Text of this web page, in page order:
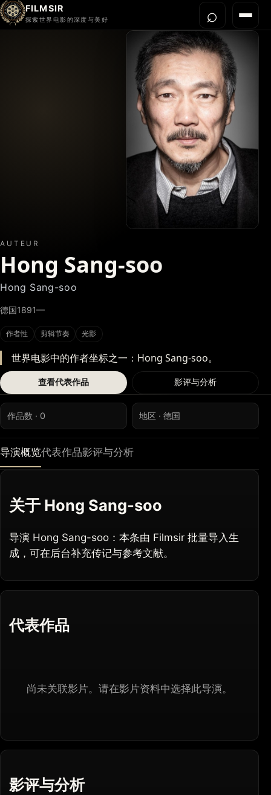
FILMSIR
探索世界电影的深度与美好 菜单
⌕打开
AUTEUR
Hong Sang-soo
Hong Sang-soo
德国1891—
作者性 剪辑节奏 光影
世界电影中的作者坐标之一：Hong Sang-soo。
查看代表作品 影评与分析
作品数 · 0 地区 · 德国
导演概览代表作品影评与分析
关于 Hong Sang-soo
导演 Hong Sang-soo：本条由 Filmsir 批量导入生
成，可在后台补充传记与参考文献。
代表作品
尚未关联影片。请在影片资料中选择此导演。
影评与分析